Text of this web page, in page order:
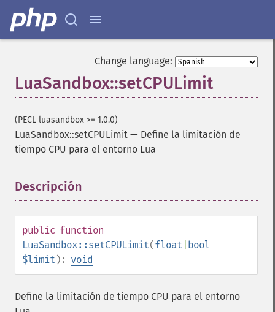
Change language:
LuaSandbox::setCPULimit
(PECL luasandbox >= 1.0.0)
LuaSandbox::setCPULimit — Define la limitación de
tiempo CPU para el entorno Lua
Descripción
public function
LuaSandbox::setCPULimit(float bool
$limit ): void
Define la limitación de tiempo CPU para el entorno